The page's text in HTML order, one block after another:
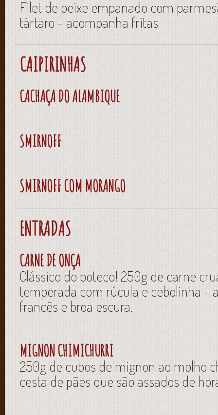
Filet de peixe empanado com
tártaro - acompanha fritas
CAIPIRINHAS
CACHAÇA DO ALAMBIQUE
SMIRNOFF
SMIRNOFF COM MORANGO
ENTRADAS
CARNE DE ONÇA
Clássico do boteco! 250g de carne
temperada com rúcula e cebolinha -
francês e broa escura.
MIGNON CHIMICHURRI
250g de cubos de mignon ao molho
cesta de pães que são assados de